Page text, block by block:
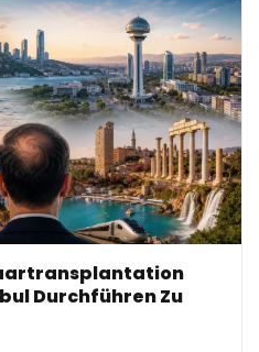
Durchführen Zu